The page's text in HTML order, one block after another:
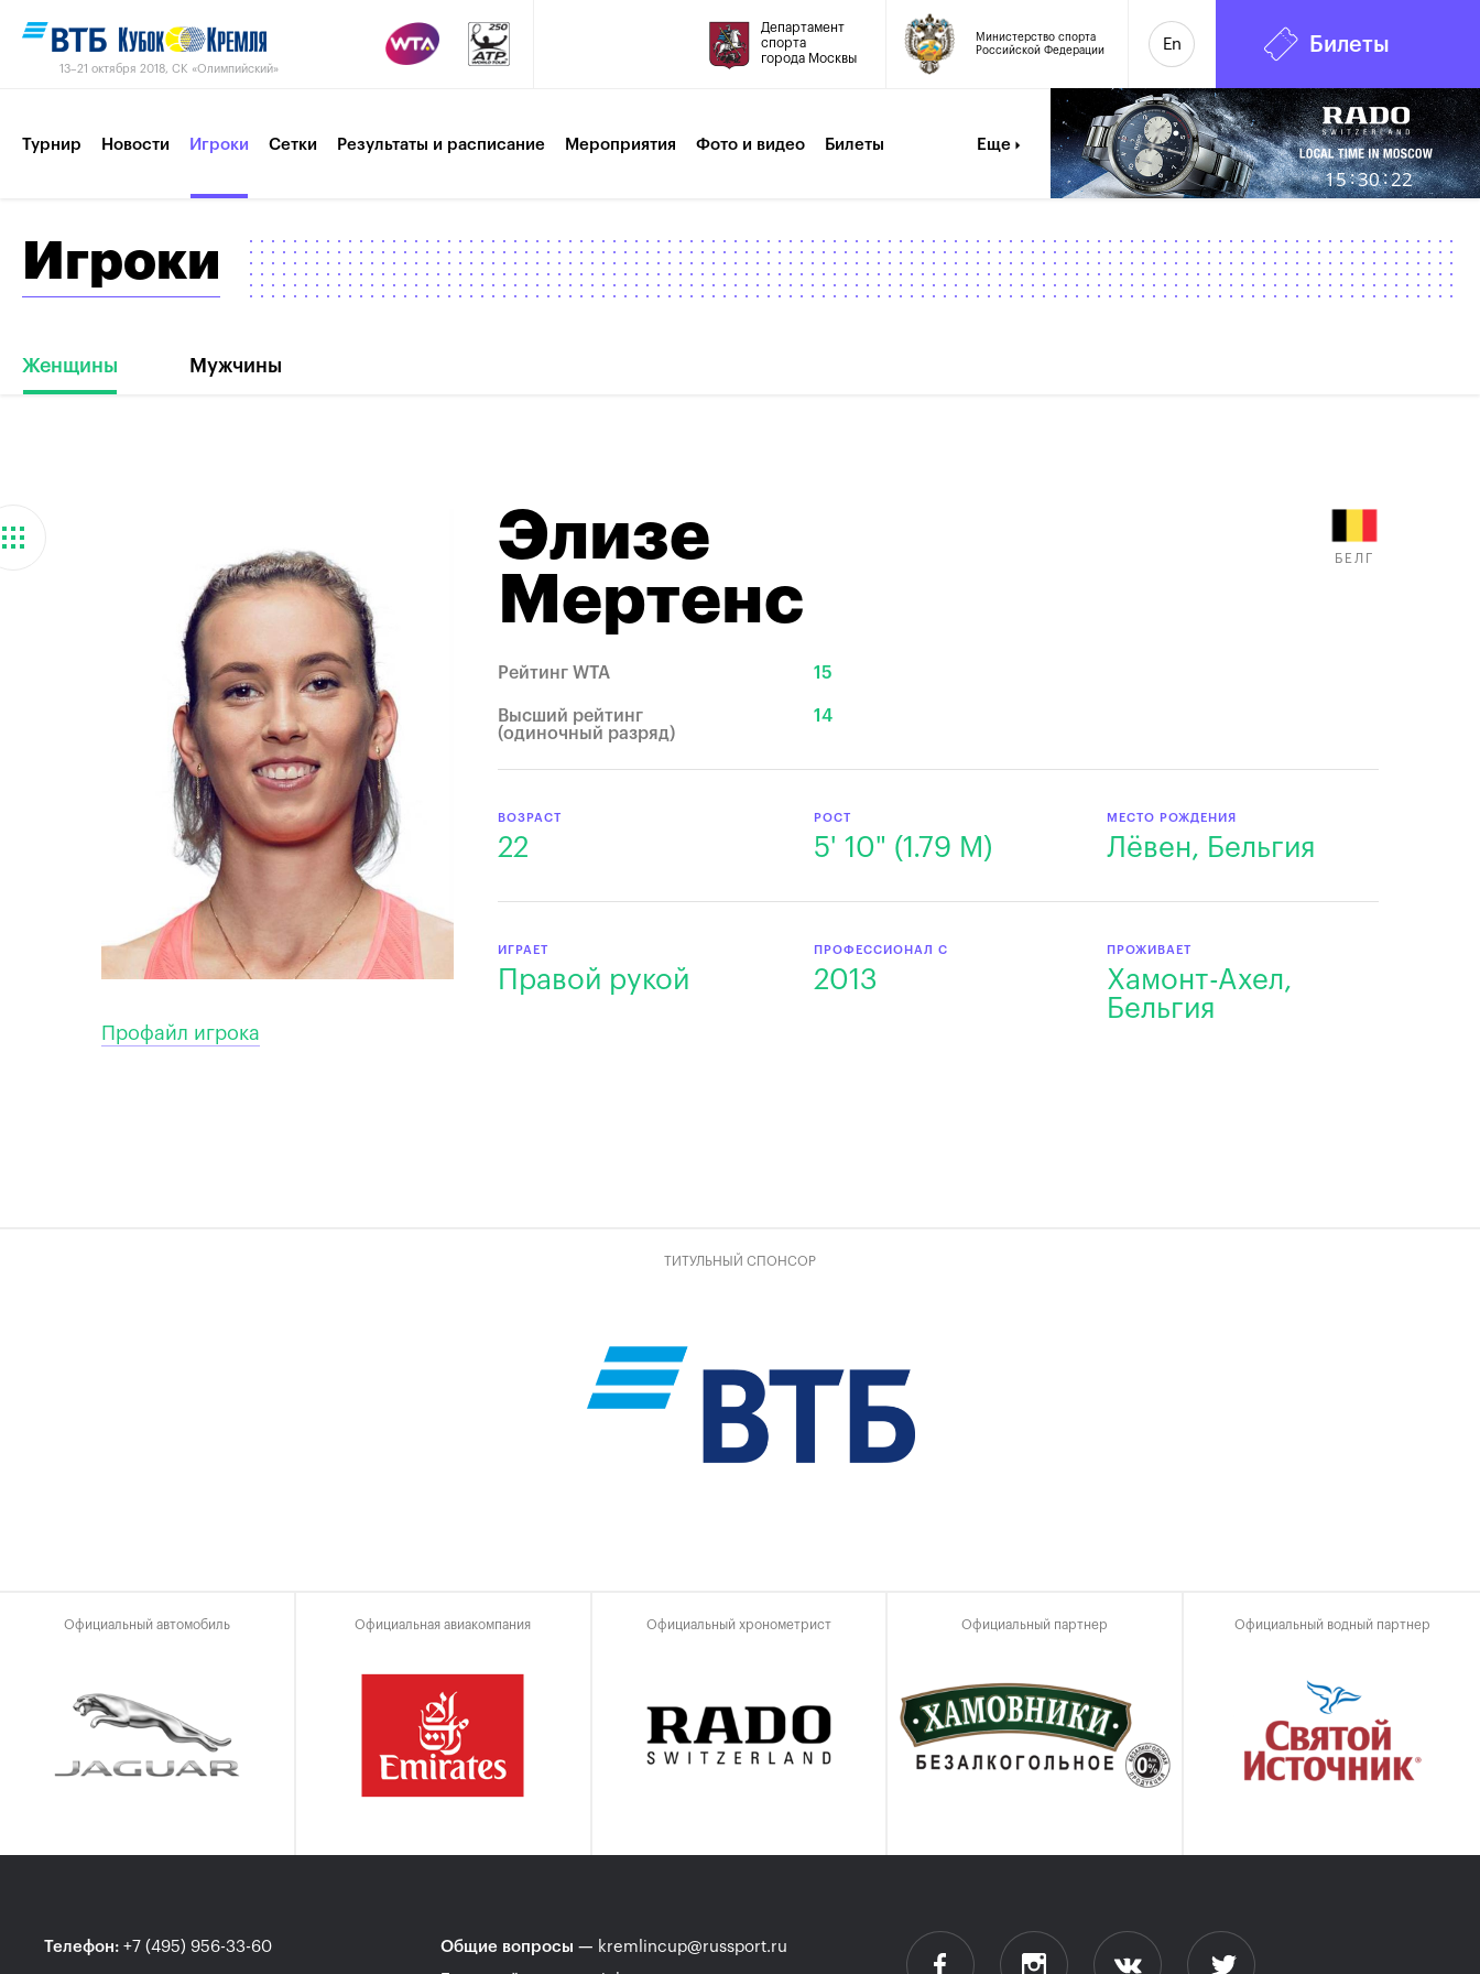
13–21 октября 2018, СК «Олимпийский»
Министерство спорта
Российской Федерации
Департамент
спорта
города Москвы
En Билеты
Турнир Новости Игроки Сетки Результаты и расписание Мероприятия Фото и видео Билеты
Пресс-центр Партнеры Контакты Турнир 2017
Еще
6
15:30:23
Игроки
Женщины Мужчины
Профайл игрока
Элизе
Мертенс
БЕЛГ
Рейтинг WTA 15
Высший рейтинг
(одиночный разряд)
14
ВОЗРАСТ
22
РОСТ
5' 10" (1.79 M)
МЕСТО РОЖДЕНИЯ
Лёвен, Бельгия
ИГРАЕТ
Правой рукой
ПРОФЕССИОНАЛ С
2013
ПРОЖИВАЕТ
Хамонт-Ахел,
Бельгия
ТИТУЛЬНЫЙ СПОНСОР
Официальный автомобиль Официальная авиакомпания Официальный хронометрист Официальный партнер Официальный водный партнер
Телефон: +7 (495) 956-33-60 Общие вопросы — kremlincup@russport.ru